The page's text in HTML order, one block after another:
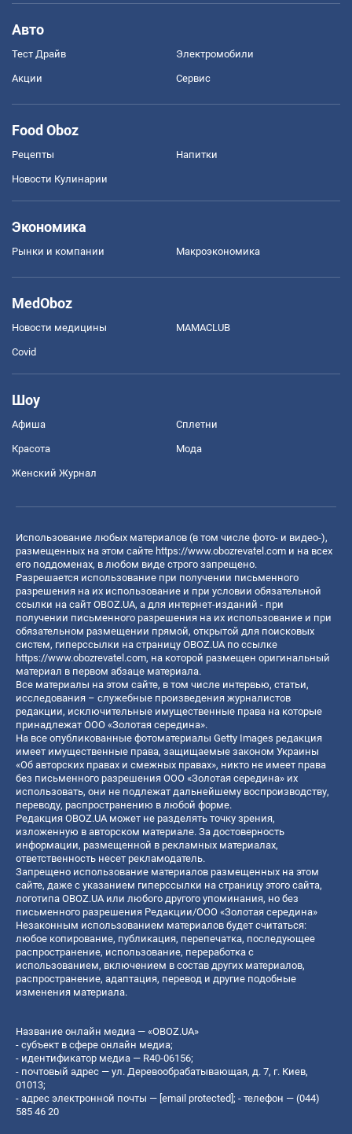
Авто
Тест Драйв Электромобили
Акции Сервис
Food Oboz
Рецепты Напитки
Новости Кулинарии
Экономика
Рынки и компании Mакроэкономика
MedOboz
Новости медицины MAMACLUB
Covid
Шоу
Афиша Сплетни
Красота Мода
Женский Журнал
Использование любых материалов (в том числе фото- и видео-),
размещенных на этом сайте https://www.obozrevatel.com и на всех
его поддоменах, в любом виде строго запрещено.
Разрешается использование при получении письменного
разрешения на их использование и при условии обязательной
ссылки на сайт OBOZ.UA, а для интернет-изданий - при
получении письменного разрешения на их использование и при
обязательном размещении прямой, открытой для поисковых
систем, гиперссылки на страницу OBOZ.UA по ссылке
https://www.obozrevatel.com, на которой размещен оригинальный
материал в первом абзаце материала.
Все материалы на этом сайте, в том числе интервью, статьи,
исследования – служебные произведения журналистов
редакции, исключительные имущественные права на которые
принадлежат ООО «Золотая середина».
На все опубликованные фотоматериалы Getty Images редакция
имеет имущественные права, защищаемые законом Украины
«Об авторских правах и смежных правах», никто не имеет права
без письменного разрешения ООО «Золотая середина» их
использовать, они не подлежат дальнейшему воспроизводству,
переводу, распространению в любой форме.
Редакция OBOZ.UA может не разделять точку зрения,
изложенную в авторском материале. За достоверность
информации, размещенной в рекламных материалах,
ответственность несет рекламодатель.
Запрещено использование материалов размещенных на этом
сайте, даже с указанием гиперссылки на страницу этого сайта,
логотипа OBOZ.UA или любого другого упоминания, но без
письменного разрешения Редакции/ООО «Золотая середина»
Незаконным использованием материалов будет считаться:
любое копирование, публикация, перепечатка, последующее
распространение, использование, переработка с
использованием, включением в состав других материалов,
распространение, адаптация, перевод и другие подобные
изменения материала.
Название онлайн медиа — «OBOZ.UA»
- субъект в сфере онлайн медиа;
- идентификатор медиа — R40-06156;
- почтовый адрес — ул. Деревообрабатывающая, д. 7, г. Киев,
01013;
- адрес электронной почты — [email protected] ; - телефон — (044)
585 46 20